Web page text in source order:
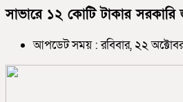
সাভারে ১২ কোটি টাকার সরকারি
আপডেট সময় : রবিবার, ২২